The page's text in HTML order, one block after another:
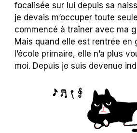
focalisée sur lui depuis sa
je devais m’occuper toute
commencé à traîner avec ma
Mais quand elle est rentrée en
l’école primaire, elle n’a plus
moi. Depuis je suis devenue